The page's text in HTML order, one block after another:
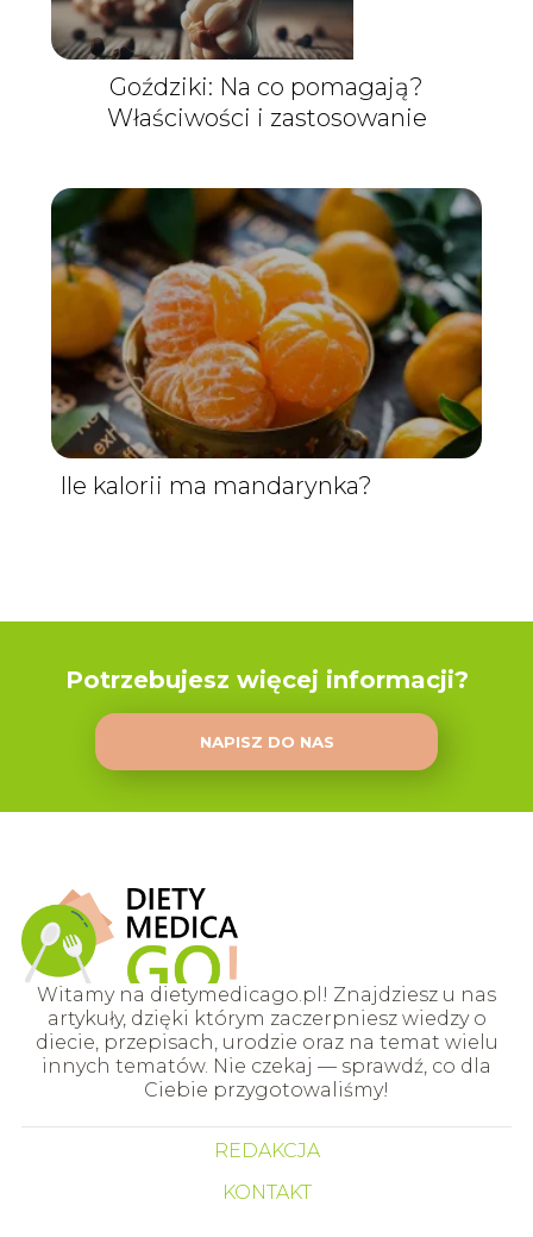
Goździki: Na co pomagają?
Właściwości i zastosowanie
Ile kalorii ma mandarynka?
Potrzebujesz więcej informacji?
NAPISZ DO NAS
Witamy na dietymedicago.pl! Znajdziesz u nas
artykuły, dzięki którym zaczerpniesz wiedzy o
diecie, przepisach, urodzie oraz na temat wielu
innych tematów. Nie czekaj — sprawdź, co dla
Ciebie przygotowaliśmy!
REDAKCJA
KONTAKT